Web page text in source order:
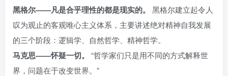
黑格尔——凡是合乎理性的都是现实的。 黑格尔建立起令人
叹为观止的客观唯心主义体系，主要讲述绝对精神自我发展
的三个阶段：逻辑学、自然哲学、精神哲学。
马克思——怀疑一切。 “哲学家们只是用不同的方式解释世
界，问题在于改变世界。”